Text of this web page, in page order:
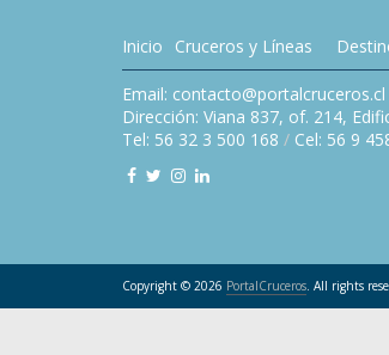
Inicio Cruceros y Líneas
Email: contacto@portalcruceros.cl
Dirección: Viana 837, of. 214,
Tel: 56 32 3 500 168 / Cel: 56 9
Copyright © 2026 PortalCruceros. All rights